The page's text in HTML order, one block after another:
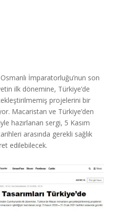
İmparatorluğu’nun son
ilk dönemine, Türkiye’de
projelerini bir
Macaristan ve Türkiye’den
hazırlanan sergi, 5 Kasım
arasında gerekli sağlık
edilebilecek.